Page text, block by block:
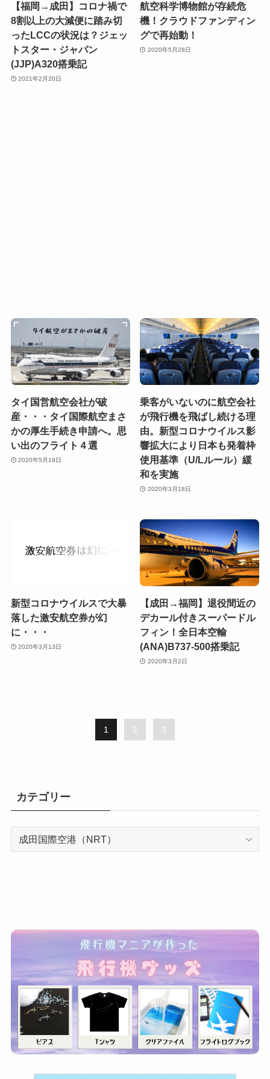
【福岡→成田】コロナ禍で
8割以上の大減便に踏み切
ったLCCの状況は？ジェッ
トスター・ジャパン
(JJP)A320搭乗記
2021年2月20日
航空科学博物館が存続危
機！クラウドファンディン
グで再始動！
2020年5月28日
タイ国営航空会社が破
産・・・タイ国際航空まさ
かの厚生手続き申請へ。思
い出のフライト４選
2020年5月19日
乗客がいないのに航空会社
が飛行機を飛ばし続ける理
由。新型コロナウイルス影
響拡大により日本も発着枠
使用基準（U/Lルール）緩
和を実施
2020年3月18日
新型コロナウイルスで大暴
落した激安航空券が幻
に・・・
2020年3月13日
【成田→福岡】退役間近の
デカール付きスーパードル
フィン！全日本空輸
(ANA)B737-500搭乗記
2020年3月2日
1 2 3
カテゴリー